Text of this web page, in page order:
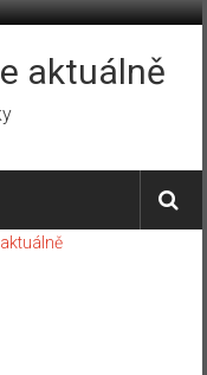
aktuálně